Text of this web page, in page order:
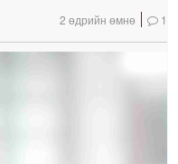
2 өдрийн өмнө 1